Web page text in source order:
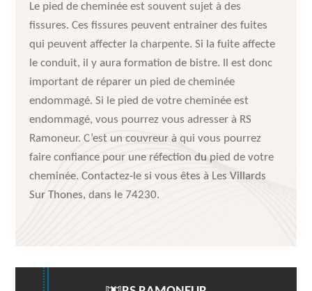
Le pied de cheminée est souvent sujet à des
fissures. Ces fissures peuvent entrainer des fuites
qui peuvent affecter la charpente. Si la fuite affecte
le conduit, il y aura formation de bistre. Il est donc
important de réparer un pied de cheminée
endommagé. Si le pied de votre cheminée est
endommagé, vous pourrez vous adresser à RS
Ramoneur. C’est un couvreur à qui vous pourrez
faire confiance pour une réfection du pied de votre
cheminée. Contactez-le si vous êtes à Les Villards
Sur Thones, dans le 74230.